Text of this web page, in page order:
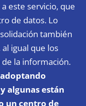
este servicio, que
de datos. Lo
también
igual que los
la información.
algunas están
un centro de